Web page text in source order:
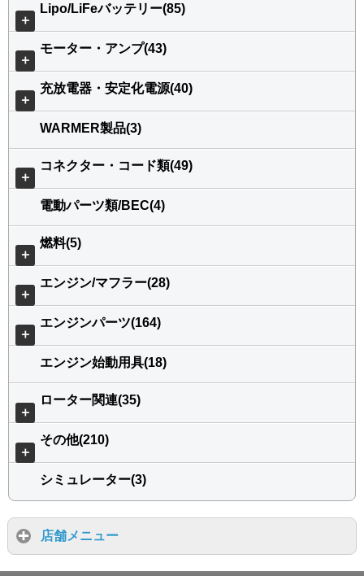
＋
Lipo/LiFeバッテリー(85)
＋
モーター・アンプ(43)
＋
充放電器・安定化電源(40)
WARMER製品(3)
＋
コネクター・コード類(49)
電動パーツ類/BEC(4)
＋
燃料(5)
＋
エンジン/マフラー(28)
＋
エンジンパーツ(164)
エンジン始動用具(18)
＋
ローター関連(35)
＋
その他(210)
シミュレーター(3)
店舗メニュー